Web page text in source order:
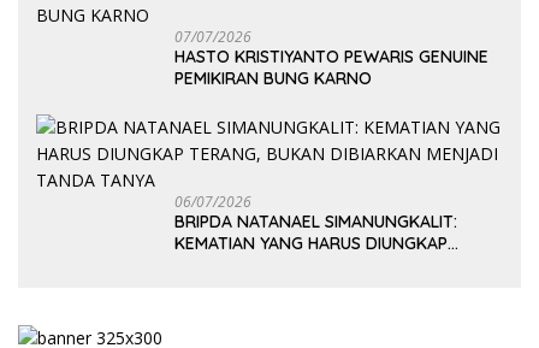
07/07/2026
HASTO KRISTIYANTO PEWARIS GENUINE
PEMIKIRAN BUNG KARNO
06/07/2026
BRIPDA NATANAEL SIMANUNGKALIT:
KEMATIAN YANG HARUS DIUNGKAP